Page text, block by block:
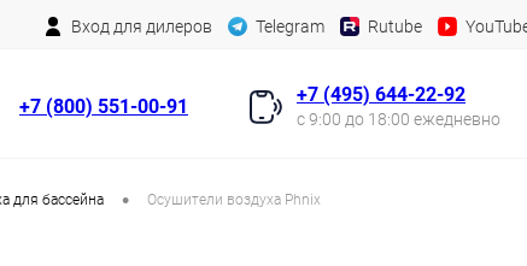
Вход для дилеров Telegram Rutube
+7 (800) 551-00-91
+7 (495) 644-22-92
с 9:00 до 18:00 ежедневно
для бассейна • Осушители воздуха Phnix